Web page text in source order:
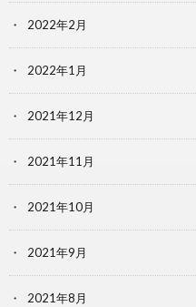
2022年2月
2022年1月
2021年12月
2021年11月
2021年10月
2021年9月
2021年8月